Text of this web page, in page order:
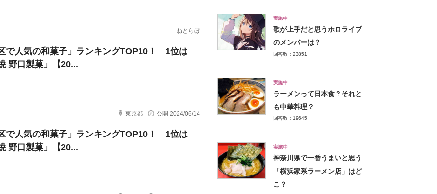
ねとらぼ
で人気の和菓子」ランキングTOP10！ 1位は
野口製菓」【20...
東京都 公開 2024/06/14
で人気の和菓子」ランキングTOP10！ 1位は
野口製菓」【20...
実施中
歌が上手だと思うホロライブ
のメンバーは？
回答数：23851
実施中
ラーメンって日本食？それと
も中華料理？
回答数：19645
実施中
神奈川県で一番うまいと思う
「横浜家系ラーメン店」はど
こ？